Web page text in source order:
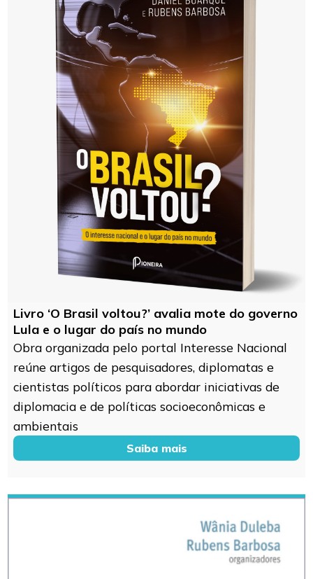
Livro ‘O Brasil voltou?’ avalia mote do governo
Lula e o lugar do país no mundo
Obra organizada pelo portal Interesse Nacional
reúne artigos de pesquisadores, diplomatas e
cientistas políticos para abordar iniciativas de
diplomacia e de políticas socioeconômicas e
ambientais
Saiba mais